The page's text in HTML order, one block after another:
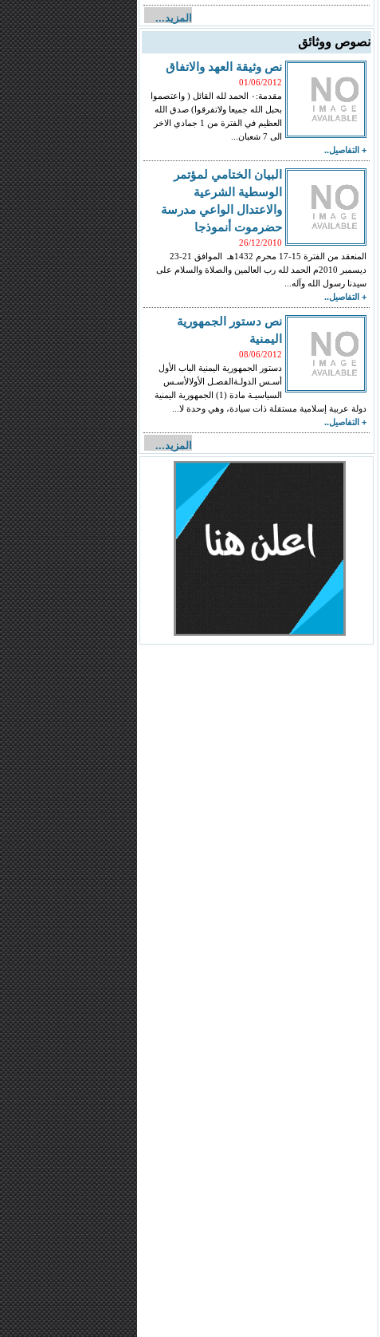
المزيد...
نصوص ووثائق
نص وثيقة العهد والاتفاق
01/06/2012
مقدمة:٠ الحمد لله القائل ( واعتصموا
بحبل الله جميعا ولاتفرقوا) صدق الله
العظيم في الفترة من 1 جمادي الاخر
الى 7 شعبان...
+ التفاصيل..
البيان الختامي لمؤتمر
الوسطية الشرعية
والاعتدال الواعي مدرسة
حضرموت أنموذجا
26/12/2010
المنعقد من الفترة 15-17 محرم 1432هـ الموافق 21-23
ديسمبر 2010م الحمد لله رب العالمين والصلاة والسلام على
سيدنا رسول الله وآله...
+ التفاصيل..
نص دستور الجمهورية
اليمنية
08/06/2012
دستور الجمهورية اليمنية الباب الأول
أسـس الدولـةالفصـل الأولالأسـس
السياسيـة مادة (1) الجمهورية اليمنية
دولة عربية إسلامية مستقلة ذات سيادة، وهي وحدة لا...
+ التفاصيل..
المزيد...